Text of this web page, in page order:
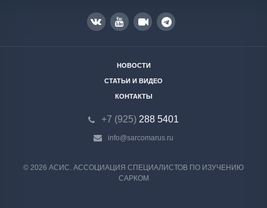
© 2026 АСИС. АССОЦИАЦИЯ СПЕЦИАЛИСТОВ ПО ИЗУЧЕНИЮ
САРКОМ
НОВОСТИ
СТАТЬИ И ВИДЕО
КОНТАКТЫ
+7 (925)288 5401
info@sarcomarus.ru